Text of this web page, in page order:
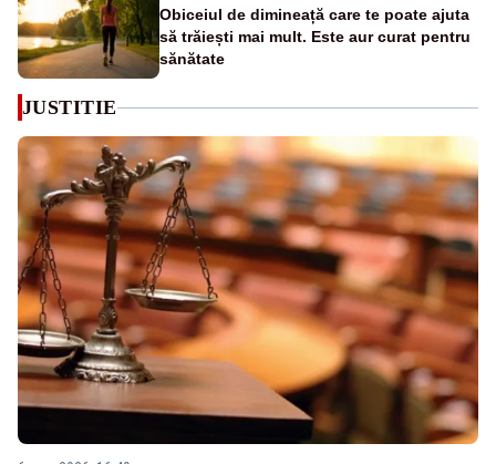
Obiceiul de dimineață care te poate ajuta
să trăiești mai mult. Este aur curat pentru
sănătate
JUSTITIE